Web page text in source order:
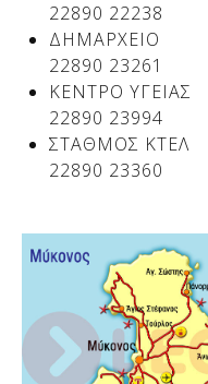
22890 22238
ΔΗΜΑΡΧΕΙΟ
22890 23261
ΚΕΝΤΡΟ ΥΓΕΙΑΣ
22890 23994
ΣΤΑΘΜΟΣ ΚΤΕΛ
22890 23360